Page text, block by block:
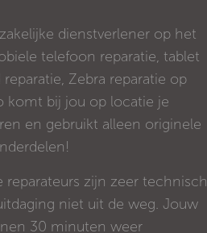
dienstverlener op het
telefoon reparatie, tablet
reparatie, Zebra reparatie op
komt bij jou op locatie je
en gebruikt alleen originele
reparateurs zijn zeer technisch
niet uit de weg. Jouw
30 minuten weer